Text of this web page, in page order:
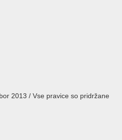
2013 / Vse pravice so pridržane